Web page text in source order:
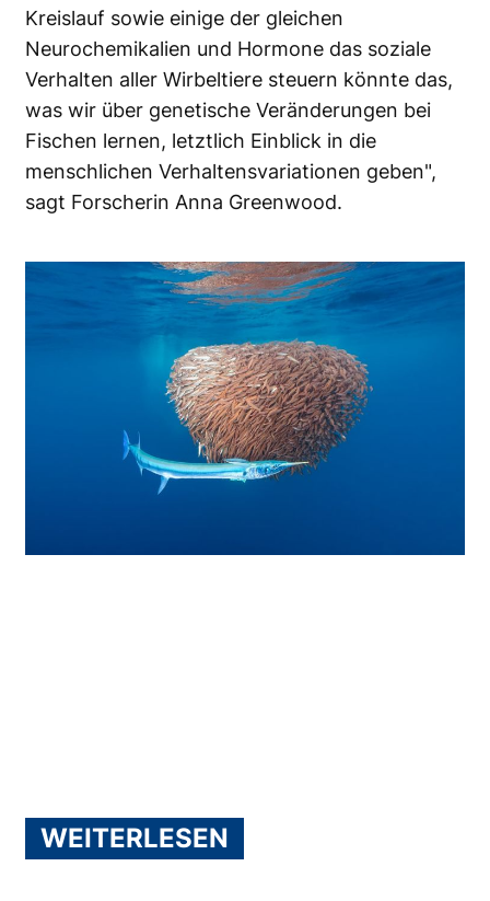
Kreislauf sowie einige der gleichen
Neurochemikalien und Hormone das soziale
Verhalten aller Wirbeltiere steuern könnte das,
was wir über genetische Veränderungen bei
Fischen lernen, letztlich Einblick in die
menschlichen Verhaltensvariationen geben",
sagt Forscherin Anna Greenwood.
WEITERLESEN